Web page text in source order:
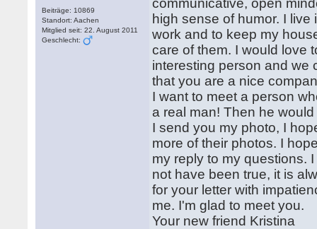
Beiträge: 10869
Standort: Aachen
Mitglied seit: 22. August 2011
Geschlecht:
communicative, open
high sense of humor. I
work and to keep my
care of them. I would love
interesting person and we
that you are a nice
I want to meet a person
a real man! Then he
I send you my photo, I
more of their photos. I
my reply to my questions.
not have been true, it is
for your letter with
me. I'm glad to meet you.
Your new friend Kristina